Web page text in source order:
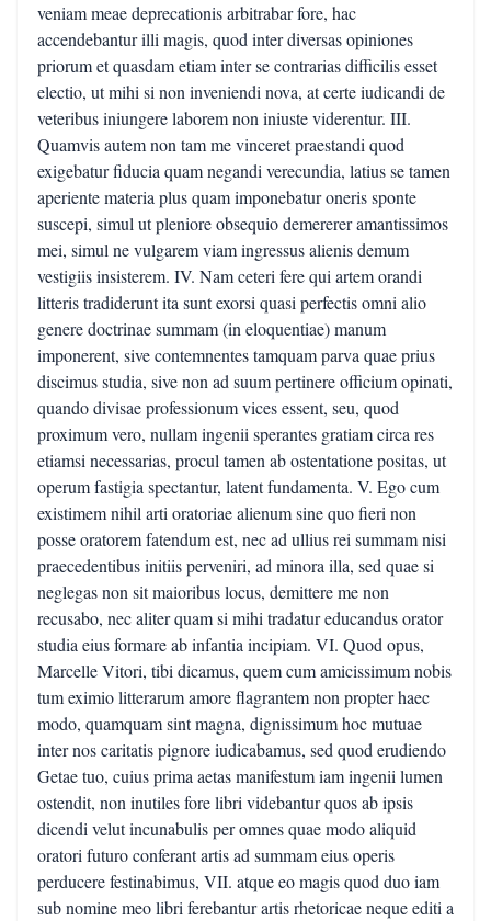
veniam meae deprecationis arbitrabar fore, hac
accendebantur illi magis, quod inter diversas opiniones
priorum et quasdam etiam inter se contrarias difficilis esset
electio, ut mihi si non inveniendi nova, at certe iudicandi de
veteribus iniungere laborem non iniuste viderentur. III.
Quamvis autem non tam me vinceret praestandi quod
exigebatur fiducia quam negandi verecundia, latius se tamen
aperiente materia plus quam imponebatur oneris sponte
suscepi, simul ut pleniore obsequio demererer amantissimos
mei, simul ne vulgarem viam ingressus alienis demum
vestigiis insisterem. IV. Nam ceteri fere qui artem orandi
litteris tradiderunt ita sunt exorsi quasi perfectis omni alio
genere doctrinae summam (in eloquentiae) manum
imponerent, sive contemnentes tamquam parva quae prius
discimus studia, sive non ad suum pertinere officium opinati,
quando divisae professionum vices essent, seu, quod
proximum vero, nullam ingenii sperantes gratiam circa res
etiamsi necessarias, procul tamen ab ostentatione positas, ut
operum fastigia spectantur, latent fundamenta. V. Ego cum
existimem nihil arti oratoriae alienum sine quo fieri non
posse oratorem fatendum est, nec ad ullius rei summam nisi
praecedentibus initiis perveniri, ad minora illa, sed quae si
neglegas non sit maioribus locus, demittere me non
recusabo, nec aliter quam si mihi tradatur educandus orator
studia eius formare ab infantia incipiam. VI. Quod opus,
Marcelle Vitori, tibi dicamus, quem cum amicissimum nobis
tum eximio litterarum amore flagrantem non propter haec
modo, quamquam sint magna, dignissimum hoc mutuae
inter nos caritatis pignore iudicabamus, sed quod erudiendo
Getae tuo, cuius prima aetas manifestum iam ingenii lumen
ostendit, non inutiles fore libri videbantur quos ab ipsis
dicendi velut incunabulis per omnes quae modo aliquid
oratori futuro conferant artis ad summam eius operis
perducere festinabimus, VII. atque eo magis quod duo iam
sub nomine meo libri ferebantur artis rhetoricae neque editi a